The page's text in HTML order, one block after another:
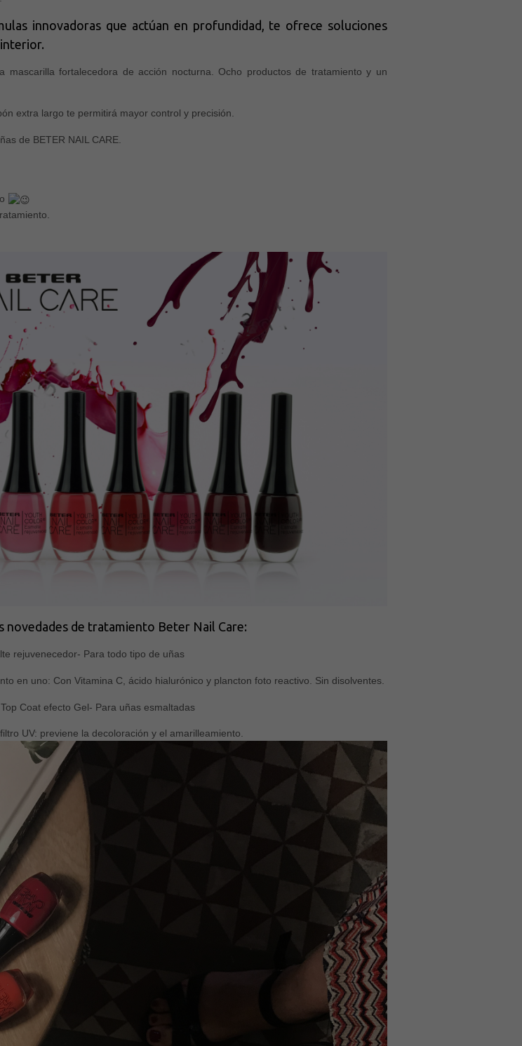
innovadoras que actúan en profundidad, te ofrece soluciones
fortalecedora de acción nocturna. Ocho productos de tratamiento y un
extra largo te permitirá mayor control y precisión.
de BETER NAIL CARE.
novedades de tratamiento Beter Nail Care:
rejuvenecedor- Para todo tipo de uñas
en uno: Con Vitamina C, ácido hialurónico y plancton foto reactivo. Sin disolventes.
Top Coat efecto Gel- Para uñas esmaltadas
UV: previene la decoloración y el amarilleamiento.